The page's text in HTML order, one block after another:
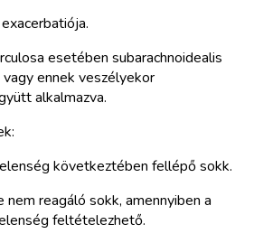
esetében subarachnoidealis
ennek veszélyekor
alkalmazva.
következtében fellépő sokk.
reagáló sokk, amennyiben a
feltételezhető.